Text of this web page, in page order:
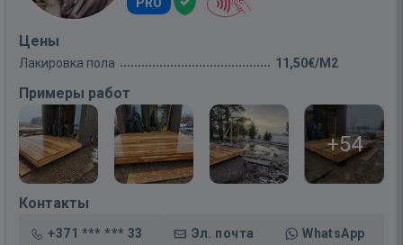
Цены
Лакировка пола 11,50€/M2
Примеры работ
+54
Контакты
+371 *** *** 33 Эл. почта WhatsApp